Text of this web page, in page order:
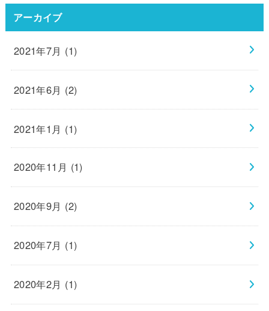
アーカイブ
2021年7月 (1)
2021年6月 (2)
2021年1月 (1)
2020年11月 (1)
2020年9月 (2)
2020年7月 (1)
2020年2月 (1)